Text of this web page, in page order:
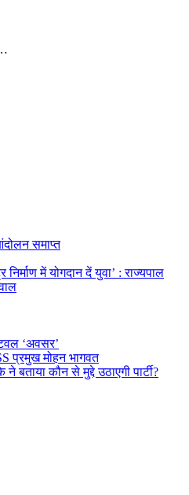
समाप्त
में योगदान दें युवा’ : राज्यपाल
‘अवसर’
प्रमुख मोहन भागवत
कौन से मुद्दे उठाएगी पार्टी?